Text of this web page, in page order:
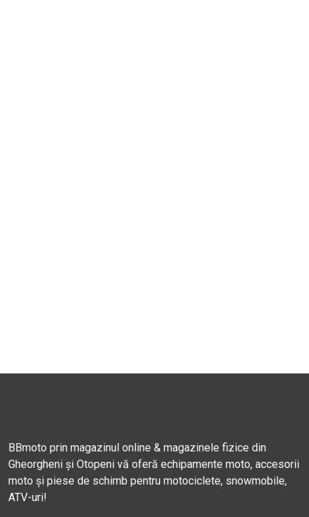
BBmoto prin magazinul online & magazinele fizice din
Gheorgheni și Otopeni vă oferă echipamente moto, accesorii
moto și piese de schimb pentru motociclete, snowmobile,
ATV-uri!